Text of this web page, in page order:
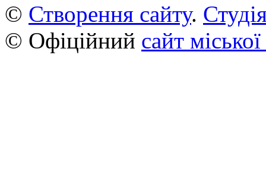
© Створення сайту.
© Офіційний сайт